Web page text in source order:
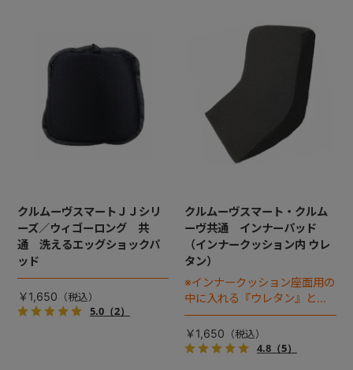
クルムーヴスマートＪＪシリ
ーズ／ウィゴーロング 共
通 洗えるエッグショックパ
ッド
￥1,650
5.0（2）
クルムーヴスマート・クルム
ーヴ共通 インナーパッド
（インナークッション内 ウレ
タン）
※インナークッション座面用の
中に入れる『ウレタン』とな
ります
￥1,650
4.8（5）